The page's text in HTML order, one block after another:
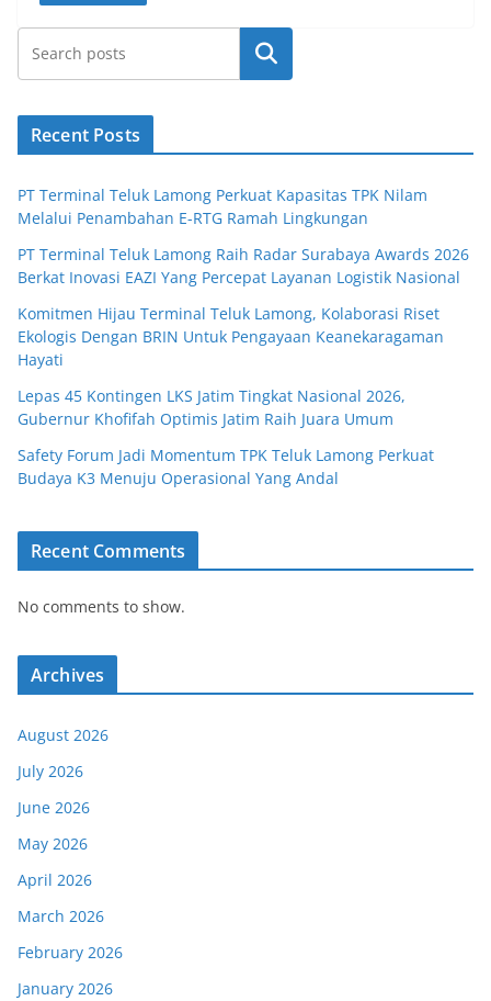
Search
Recent Posts
PT Terminal Teluk Lamong Perkuat Kapasitas TPK Nilam
Melalui Penambahan E-RTG Ramah Lingkungan
PT Terminal Teluk Lamong Raih Radar Surabaya Awards 2026
Berkat Inovasi EAZI Yang Percepat Layanan Logistik Nasional
Komitmen Hijau Terminal Teluk Lamong, Kolaborasi Riset
Ekologis Dengan BRIN Untuk Pengayaan Keanekaragaman
Hayati
Lepas 45 Kontingen LKS Jatim Tingkat Nasional 2026,
Gubernur Khofifah Optimis Jatim Raih Juara Umum
Safety Forum Jadi Momentum TPK Teluk Lamong Perkuat
Budaya K3 Menuju Operasional Yang Andal
Recent Comments
No comments to show.
Archives
August 2026
July 2026
June 2026
May 2026
April 2026
March 2026
February 2026
January 2026